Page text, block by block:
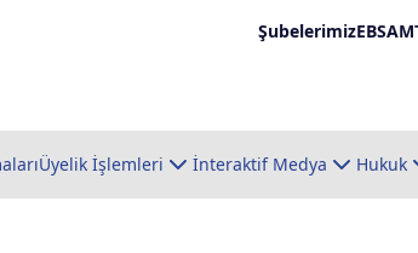
ŞubelerimizEBSAM
Üyelik İşlemleri İnteraktif Medya Hukuk